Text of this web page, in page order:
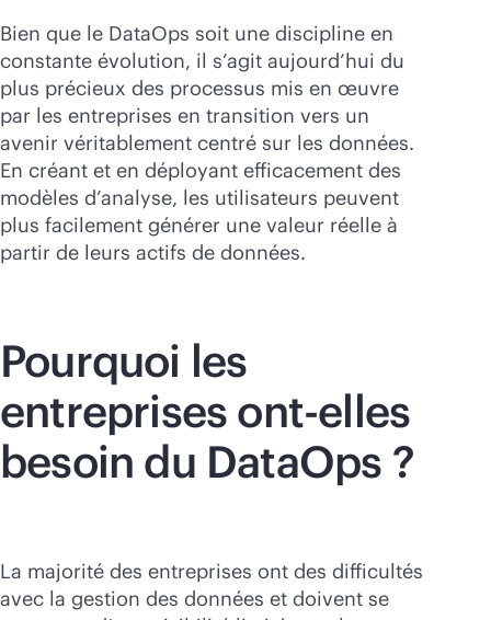
Bien que le DataOps soit une discipline en
constante évolution, il s’agit aujourd’hui du
plus précieux des processus mis en œuvre
par les entreprises en transition vers un
avenir véritablement centré sur les données.
En créant et en déployant efficacement des
modèles d’analyse, les utilisateurs peuvent
plus facilement générer une valeur réelle à
partir de leurs actifs de données.
Pourquoi les
entreprises ont-elles
besoin du DataOps ?
La majorité des entreprises ont des difficultés
avec la gestion des données et doivent se